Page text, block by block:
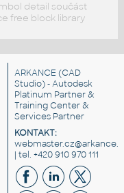
detail součást
free block library
ARKANCE (CAD
Studio) - Autodesk
Platinum Partner &
Training Center &
Services Partner
KONTAKT:
| tel. +420 910 970 111